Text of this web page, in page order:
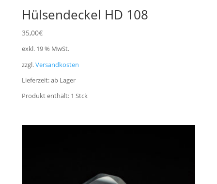
Hülsendeckel HD 108
35,00€
exkl. 19 % MwSt.
zzgl.Versandkosten
Lieferzeit:ab Lager
Produkt enthält: 1 Stck